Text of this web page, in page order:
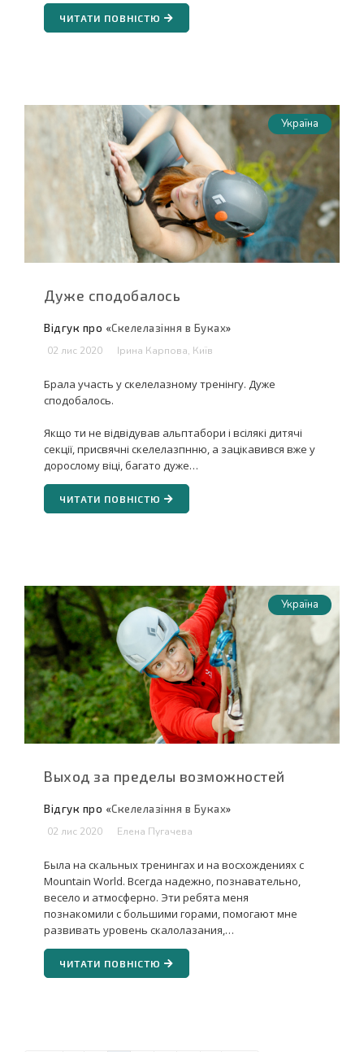
ЧИТАТИ ПОВНІСТЮ
Україна
Дуже сподобалось
Відгук про «Скелелазіння в Буках»
02 лис 2020
Ірина Карпова, Київ
Брала участь у скелелазному тренінгу. Дуже
сподобалось.
Якщо ти не відвідував альптабори і всілякі дитячі
секції, присвячні скелелазпнню, а зацікавився вже у
дорослому віці, багато дуже…
ЧИТАТИ ПОВНІСТЮ
Україна
Выход за пределы возможностей
Відгук про «Скелелазіння в Буках»
02 лис 2020
Елена Пугачева
Была на скальных тренингах и на восхождениях с
Mountain World. Всегда надежно, познавательно,
весело и атмосферно. Эти ребята меня
познакомили с большими горами, помогают мне
развивать уровень скалолазания,…
ЧИТАТИ ПОВНІСТЮ